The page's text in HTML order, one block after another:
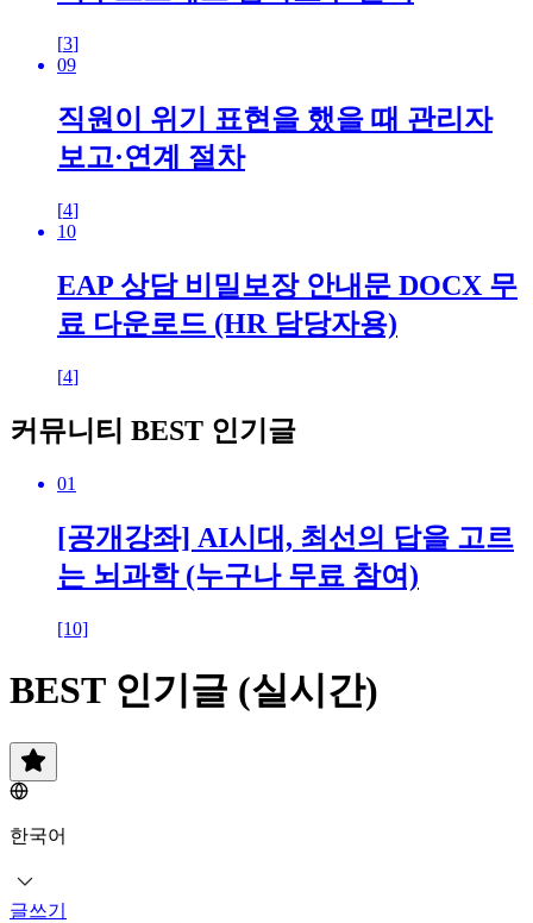
[3]
09
직원이 위기 표현을 했을 때 관리자
보고·연계 절차
[4]
10
EAP 상담 비밀보장 안내문 DOCX 무
료 다운로드 (HR 담당자용)
[4]
커뮤니티 BEST 인기글
01
[공개강좌] AI시대, 최선의 답을 고르
는 뇌과학 (누구나 무료 참여)
[10]
BEST 인기글 (실시간)
한국어
글쓰기